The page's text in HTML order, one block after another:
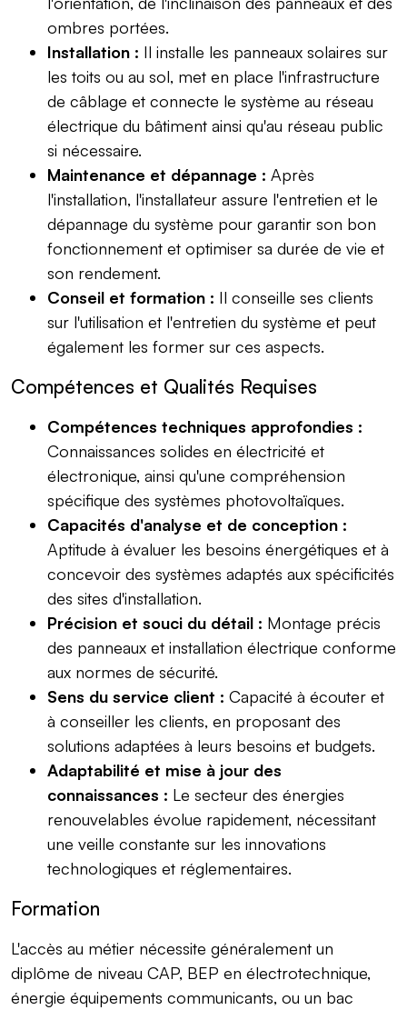
ombres portées.
Installation : Il installe les panneaux solaires sur
les toits ou au sol, met en place l'infrastructure
de câblage et connecte le système au réseau
électrique du bâtiment ainsi qu'au réseau public
si nécessaire.
Maintenance et dépannage : Après
l'installation, l'installateur assure l'entretien et le
dépannage du système pour garantir son bon
fonctionnement et optimiser sa durée de vie et
son rendement.
Conseil et formation : Il conseille ses clients
sur l'utilisation et l'entretien du système et peut
également les former sur ces aspects.
Compétences et Qualités Requises
Compétences techniques approfondies :
Connaissances solides en électricité et
électronique, ainsi qu'une compréhension
spécifique des systèmes photovoltaïques.
Capacités d'analyse et de conception :
Aptitude à évaluer les besoins énergétiques et à
concevoir des systèmes adaptés aux spécificités
des sites d'installation.
Précision et souci du détail : Montage précis
des panneaux et installation électrique conforme
aux normes de sécurité.
Sens du service client : Capacité à écouter et
à conseiller les clients, en proposant des
solutions adaptées à leurs besoins et budgets.
Adaptabilité et mise à jour des
connaissances : Le secteur des énergies
renouvelables évolue rapidement, nécessitant
une veille constante sur les innovations
technologiques et réglementaires.
Formation
L'accès au métier nécessite généralement un
diplôme de niveau CAP, BEP en électrotechnique,
énergie équipements communicants, ou un bac